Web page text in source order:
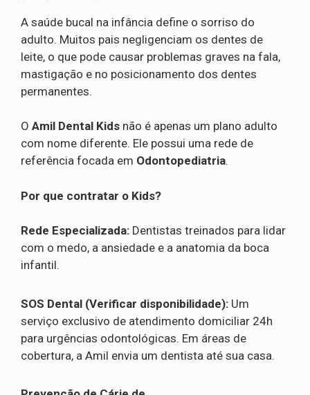
A saúde bucal na infância define o sorriso do
adulto. Muitos pais negligenciam os dentes de
leite, o que pode causar problemas graves na fala,
mastigação e no posicionamento dos dentes
permanentes.
O Amil Dental Kids não é apenas um plano adulto
com nome diferente. Ele possui uma rede de
referência focada em Odontopediatria.
Por que contratar o Kids?
Rede Especializada: Dentistas treinados para lidar
com o medo, a ansiedade e a anatomia da boca
infantil.
SOS Dental (Verificar disponibilidade): Um
serviço exclusivo de atendimento domiciliar 24h
para urgências odontológicas. Em áreas de
cobertura, a Amil envia um dentista até sua casa.